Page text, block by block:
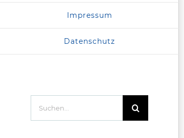
Impressum
Datenschutz
nach: